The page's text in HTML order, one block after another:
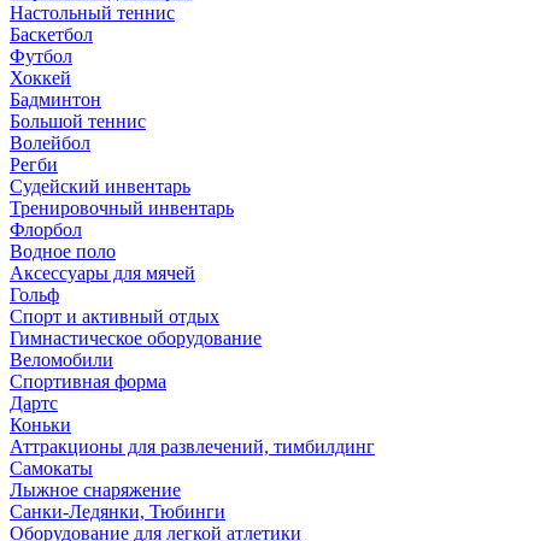
Настольный теннис
Баскетбол
Футбол
Хоккей
Бадминтон
Большой теннис
Волейбол
Регби
Судейский инвентарь
Тренировочный инвентарь
Флорбол
Водное поло
Аксессуары для мячей
Гольф
Спорт и активный отдых
Гимнастическое оборудование
Веломобили
Спортивная форма
Дартс
Коньки
Аттракционы для развлечений, тимбилдинг
Самокаты
Лыжное снаряжение
Санки-Ледянки, Тюбинги
Оборудование для легкой атлетики